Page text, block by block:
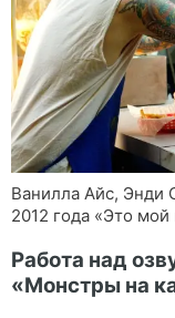
Ванилла Айс, Энди
2012 года «Это
Работа над
«Монстры на